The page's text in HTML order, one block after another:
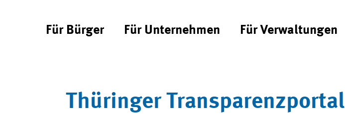
Für Bürger Für Unternehmen Für Verwaltungen
Thüringer Transparenzportal